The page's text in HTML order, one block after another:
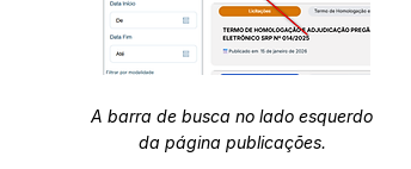
A barra de busca no lado esquerdo
da página publicações.